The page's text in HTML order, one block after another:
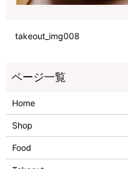
takeout_img008
Home
Shop
Food